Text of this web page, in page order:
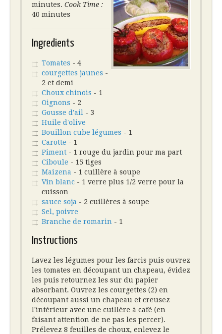
minutes. Cook Time :
40 minutes
Ingredients
Tomates - 4
courgettes jaunes -
2 et demi
Choux chinois - 1
Oignons - 2
Gousse d'ail - 3
Huile d'olive
Bouillon cube légumes - 1
Carotte - 1
Piment - 1 rouge du jardin pour ma part
Ciboule - 15 tiges
Maizena - 1 cuillère à soupe
Vin blanc - 1 verre plus 1/2 verre pour la
cuisson
sauce soja - 2 cuillères à soupe
Sel, poivre
Branche de romarin - 1
Instructions
Lavez les légumes pour les farcis puis ouvrez
les tomates en découpant un chapeau, évidez
les puis retournez les sur du papier
absorbant. Ouvrez les courgettes (2) en
découpant aussi un chapeau et creusez
l'intérieur avec une cuillère à café (en
faisant attention de ne pas les percer).
Prélevez 8 feuilles de choux, enlevez le